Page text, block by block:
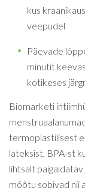
kus
veepudel
Päevade
minutit
kotikeses
Biomarketi
termoplastilisest
lateksist, BPA-st
lihtsalt
mõõtu sobivad nii